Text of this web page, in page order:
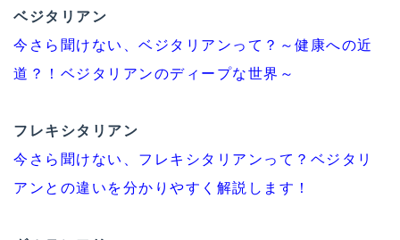
ベジタリアン
今さら聞けない、ベジタリアンって？～健康への近
道？！ベジタリアンのディープな世界～
フレキシタリアン
今さら聞けない、フレキシタリアンって？ベジタリ
アンとの違いを分かりやすく解説します！